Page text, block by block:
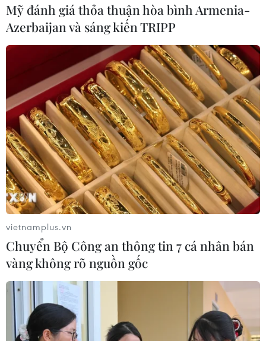
Mỹ đánh giá thỏa thuận hòa bình Armenia-
Azerbaijan và sáng kiến TRIPP
vietnamplus.vn
Chuyển Bộ Công an thông tin 7 cá nhân bán
vàng không rõ nguồn gốc